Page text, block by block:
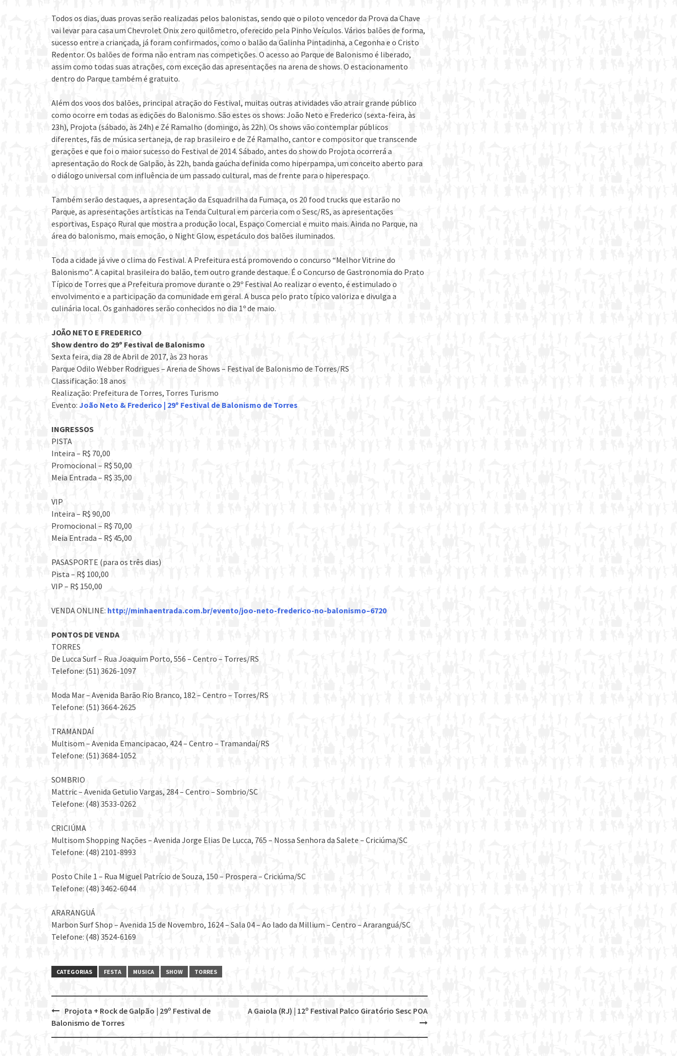
Todos os dias, duas provas serão realizadas pelos balonistas, sendo que o piloto vencedor da Prova da Chave
vai levar para casa um Chevrolet Onix zero quilômetro, oferecido pela Pinho Veículos. Vários balões de forma,
sucesso entre a criançada, já foram confirmados, como o balão da Galinha Pintadinha, a Cegonha e o Cristo
Redentor. Os balões de forma não entram nas competições. O acesso ao Parque de Balonismo é liberado,
assim como todas suas atrações, com exceção das apresentações na arena de shows. O estacionamento
dentro do Parque também é gratuito.
Além dos voos dos balões, principal atração do Festival, muitas outras atividades vão atrair grande público
como ocorre em todas as edições do Balonismo. São estes os shows: João Neto e Frederico (sexta-feira, às
23h), Projota (sábado, às 24h) e Zé Ramalho (domingo, às 22h). Os shows vão contemplar públicos
diferentes, fãs de música sertaneja, de rap brasileiro e de Zé Ramalho, cantor e compositor que transcende
gerações e que foi o maior sucesso do Festival de 2014. Sábado, antes do show do Projota ocorrerá a
apresentação do Rock de Galpão, às 22h, banda gaúcha definida como hiperpampa, um conceito aberto para
o diálogo universal com influência de um passado cultural, mas de frente para o hiperespaço.
Também serão destaques, a apresentação da Esquadrilha da Fumaça, os 20 food trucks que estarão no
Parque, as apresentações artísticas na Tenda Cultural em parceria com o Sesc/RS, as apresentações
esportivas, Espaço Rural que mostra a produção local, Espaço Comercial e muito mais. Ainda no Parque, na
área do balonismo, mais emoção, o Night Glow, espetáculo dos balões iluminados.
Toda a cidade já vive o clima do Festival. A Prefeitura está promovendo o concurso “Melhor Vitrine do
Balonismo”. A capital brasileira do balão, tem outro grande destaque. É o Concurso de Gastronomia do Prato
Típico de Torres que a Prefeitura promove durante o 29º Festival Ao realizar o evento, é estimulado o
envolvimento e a participação da comunidade em geral. A busca pelo prato típico valoriza e divulga a
culinária local. Os ganhadores serão conhecidos no dia 1º de maio.
JOÃO NETO E FREDERICO
Show dentro do 29º Festival de Balonismo
Sexta feira, dia 28 de Abril de 2017, às 23 horas
Parque Odilo Webber Rodrigues – Arena de Shows – Festival de Balonismo de Torres/RS
Classificação: 18 anos
Realização: Prefeitura de Torres, Torres Turismo
Evento: João Neto & Frederico | 29º Festival de Balonismo de Torres
INGRESSOS
PISTA
Inteira – R$ 70,00
Promocional – R$ 50,00
Meia Entrada – R$ 35,00
VIP
Inteira – R$ 90,00
Promocional – R$ 70,00
Meia Entrada – R$ 45,00
PASASPORTE (para os três dias)
Pista – R$ 100,00
VIP – R$ 150,00
VENDA ONLINE: http://minhaentrada.com.br/evento/joo-neto-frederico-no-balonismo–6720
PONTOS DE VENDA
TORRES
De Lucca Surf – Rua Joaquim Porto, 556 – Centro – Torres/RS
Telefone: (51) 3626-1097
Moda Mar – Avenida Barão Rio Branco, 182 – Centro – Torres/RS
Telefone: (51) 3664-2625
TRAMANDAÍ
Multisom – Avenida Emancipacao, 424 – Centro – Tramandaí/RS
Telefone: (51) 3684-1052
SOMBRIO
Mattric – Avenida Getulio Vargas, 284 – Centro – Sombrio/SC
Telefone: (48) 3533-0262
CRICIÚMA
Multisom Shopping Nações – Avenida Jorge Elias De Lucca, 765 – Nossa Senhora da Salete – Criciúma/SC
Telefone: (48) 2101-8993
Posto Chile 1 – Rua Miguel Patrício de Souza, 150 – Prospera – Criciúma/SC
Telefone: (48) 3462-6044
ARARANGUÁ
Marbon Surf Shop – Avenida 15 de Novembro, 1624 – Sala 04 – Ao lado da Millium – Centro – Araranguá/SC
Telefone: (48) 3524-6169
CATEGORIAS FESTA MUSICA SHOW TORRES
Post
navigation
A Gaiola (RJ) | 12º Festival Palco Giratório Sesc POA
Projota + Rock de Galpão | 29º Festival de
Balonismo de Torres